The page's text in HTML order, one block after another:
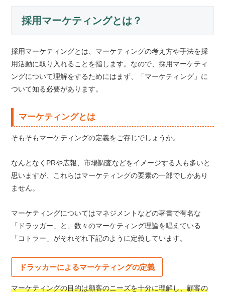
採用マーケティングとは？
採用マーケティングとは、マーケティングの考え方や手法を採
用活動に取り入れることを指します。なので、採用マーケティ
ングについて理解をするためにはまず、「マーケティング」に
ついて知る必要があります。
マーケティングとは
そもそもマーケティングの定義をご存じでしょうか。
なんとなくPRや広報、市場調査などをイメージする人も多いと
思いますが、これらはマーケティングの要素の一部でしかあり
ません。
マーケティングについてはマネジメントなどの著書で有名な
「ドラッガー」と、数々のマーケティング理論を唱えている
「コトラー」がそれぞれ下記のように定義しています。
ドラッカーによるマーケティングの定義
マーケティングの目的は顧客のニーズを十分に理解し、顧客の